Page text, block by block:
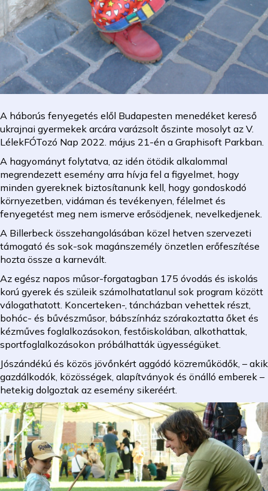
A háborús fenyegetés elől Budapesten menedéket kereső
ukrajnai gyermekek arcára varázsolt őszinte mosolyt az V.
LélekFÓTozó Nap 2022. május 21-én a Graphisoft Parkban.
A hagyományt folytatva, az idén ötödik alkalommal
megrendezett esemény arra hívja fel a figyelmet, hogy
minden gyereknek biztosítanunk kell, hogy gondoskodó
környezetben, vidáman és tevékenyen, félelmet és
fenyegetést meg nem ismerve erősödjenek, nevelkedjenek.
A Billerbeck összehangolásában közel hetven szervezeti
támogató és sok-sok magánszemély önzetlen erőfeszítése
hozta össze a karnevált.
Az egész napos műsor-forgatagban 175 óvodás és iskolás
korú gyerek és szüleik számolhatatlanul sok program között
válogathatott. Koncerteken-, táncházban vehettek részt,
bohóc- és bűvészműsor, bábszínház szórakoztatta őket és
kézműves foglalkozásokon, festőiskolában, alkothattak,
sportfoglalkozásokon próbálhatták ügyességüket.
Jószándékú és közös jövőnkért aggódó közreműködők, – akik
gazdálkodók, közösségek, alapítványok és önálló emberek –
hetekig dolgoztak az esemény sikeréért.